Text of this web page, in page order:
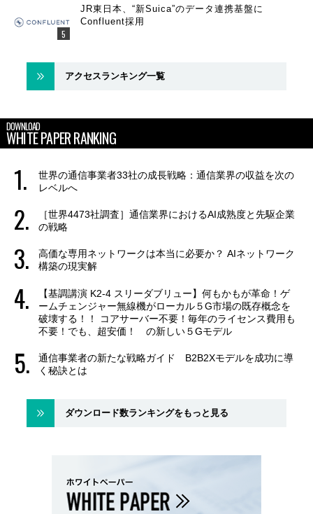
JR東日本、“新Suica”のデータ連携基盤に
Confluent採用
アクセスランキング一覧
DOWNLOAD
WHITE PAPER RANKING
世界の通信事業者33社の成長戦略：通信業界の収益を次の
レベルへ
［世界4473社調査］通信業界におけるAI成熟度と先駆企業
の戦略
高価な専用ネットワークは本当に必要か？ AIネットワーク
構築の現実解
【基調講演 K2-4 スリーダブリュー】何もかもが革命！ゲ
ームチェンジャー無線機がローカル５G市場の既存概念を
破壊する！！ コアサーバー不要！毎年のライセンス費用も
不要！でも、超安価！ の新しい５Gモデル
通信事業者の新たな戦略ガイド B2B2Xモデルを成功に導
く秘訣とは
ダウンロード数ランキングをもっと見る